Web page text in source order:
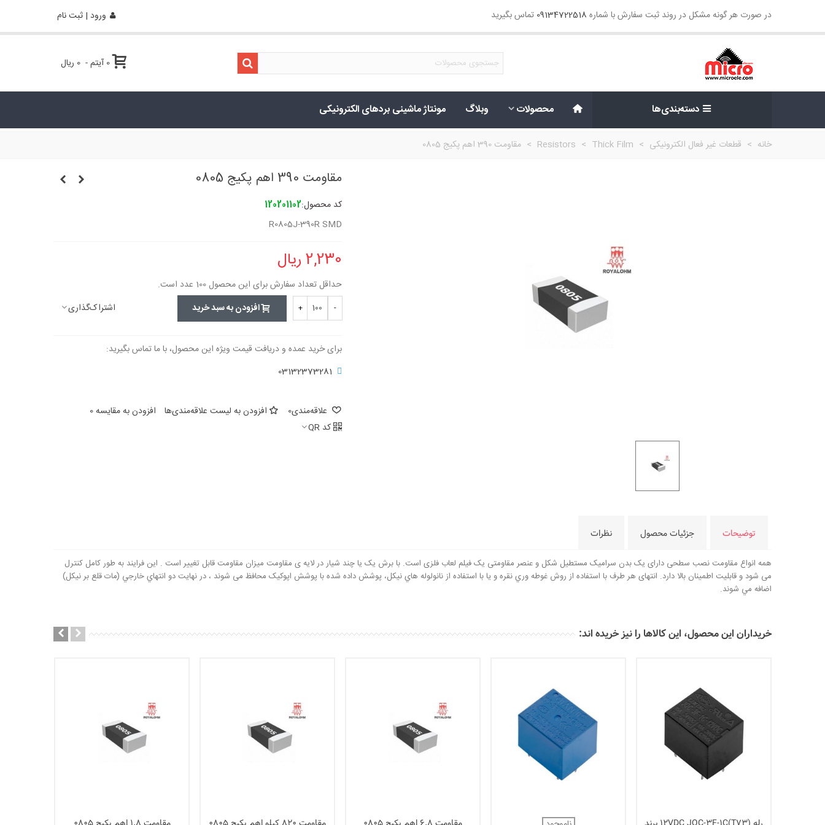
در صورت هر گونه مشکل در روند ثبت سفارش با شماره 09134722518 تماس بگیرید ورود | ثبت نام
0 آیتم- 0 ریال
دسته‌بندی‌ها محصولات وبلاگ مونتاژ ماشینی بردهای الکترونیکی
خانه > قطعات غیر فعال الکترونیکی >
Resistors > Thick Film
> مقاومت 390 اهم پکیج 0805
مقاومت 390 اهم پکیج 0805
کد محصول:120201102
R0805J-390R SMD
2,230 ریال
حداقل تعداد سفارش برای این محصول 100 عدد است.
-
+ افزودن به سبد خرید اشتراک‌گذاری
برای خرید عمده و دریافت قیمت ویژه این محصول، با ما تماس بگیرید:
03132373281
علاقه‌مندی0 افزودن به لیست علاقه‌مندی‌ها افزودن به مقایسه0
کد QR
توضیحات جزئیات محصول نظرات
همه انواع مقاومت نصب سطحی دارای یک بدن سرامیک مستطیل شکل و عنصر مقاومتی یک فیلم لعاب فلزی است. با برش یک یا چند شیار در لایه ی مقاومت میزان مقاومت قابل تغییر است . این فرایند به طور کامل کنترل
می شود و قابلیت اطمینان بالا دارد. انتهای هر طرف با استفاده از روش غوطه وري نقره و يا با استفاده از نانولوله هاي نيکل، پوشش داده شده با پوشش اپوکيک محافظ می شوند ، در نهايت دو انتهاي خارجي (مات قلع بر نيکل)
اضافه مي شوند.
خریداران این محصول، این کالاها را نیز خریده اند: